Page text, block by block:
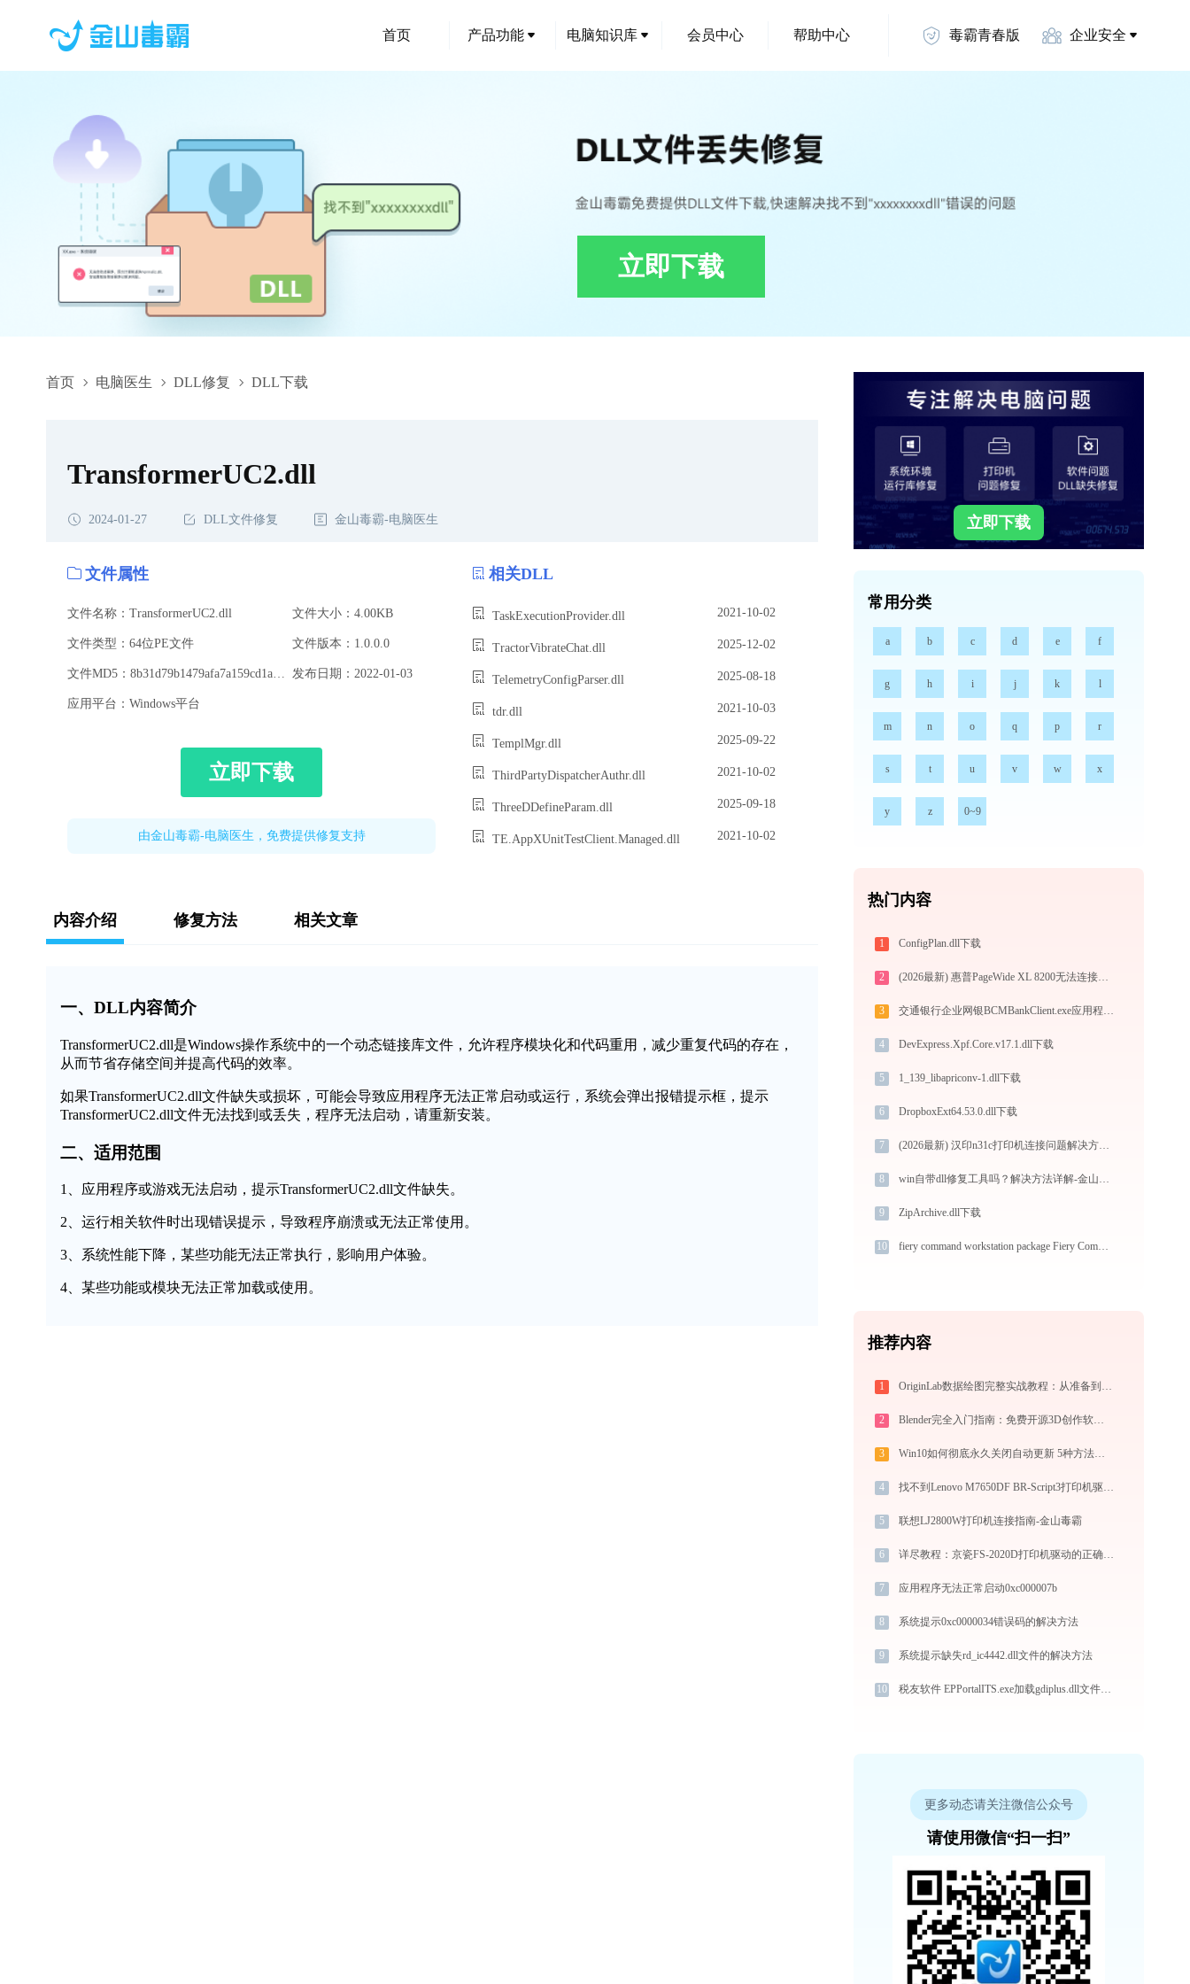
首页 产品功能 电脑知识库 会员中心 帮助中心 毒霸青春版 企业安全
立即下载
首页 电脑医生 DLL修复 DLL下载
TransformerUC2.dll,TransformerUC2.dll下载,TransformerUC2.dll修复
TransformerUC2.dll
2024-01-27 DLL文件修复 金山毒霸-电脑医生
文件属性
文件名称：TransformerUC2.dll 文件大小：4.00KB
文件类型：64位PE文件 文件版本：1.0.0.0
发布日期：2022-01-03
应用平台：Windows平台
立即下载
由金山毒霸-电脑医生，免费提供修复支持
相关DLL
TaskExecutionProvider.dll 2021-10-02
TractorVibrateChat.dll 2025-12-02
TelemetryConfigParser.dll 2025-08-18
tdr.dll 2021-10-03
TemplMgr.dll 2025-09-22
ThirdPartyDispatcherAuthr.dll 2021-10-02
ThreeDDefineParam.dll 2025-09-18
TE.AppXUnitTestClient.Managed.dll 2021-10-02
内容介绍 修复方法 相关文章
一、DLL内容简介
TransformerUC2.dll是Windows操作系统中的一个动态链接库文件，允许程序模块化和代码重用，减少重复代码的存在，
从而节省存储空间并提高代码的效率。
如果TransformerUC2.dll文件缺失或损坏，可能会导致应用程序无法正常启动或运行，系统会弹出报错提示框，提示
TransformerUC2.dll文件无法找到或丢失，程序无法启动，请重新安装。
二、适用范围
1、应用程序或游戏无法启动，提示TransformerUC2.dll文件缺失。
2、运行相关软件时出现错误提示，导致程序崩溃或无法正常使用。
3、系统性能下降，某些功能无法正常执行，影响用户体验。
4、某些功能或模块无法正常加载或使用。
立即下载
常用分类
a b c d e f
g h i j k l
m n o q p r
s t u v w x
y z 0~9
热门内容
1 ConfigPlan.dll下载
2 (2026最新) 惠普PageWide XL 8200无法连接打印机？解决方案 - 金山毒霸
3 交通银行企业网银BCMBankClient.exe应用程序错误0xc000009a解决方法
4 DevExpress.Xpf.Core.v17.1.dll下载
5 1_139_libapriconv-1.dll下载
6 DropboxExt64.53.0.dll下载
7 (2026最新) 汉印n31c打印机连接问题解决方法 - 金山毒霸
8 win自带dll修复工具吗？解决方法详解-金山毒霸
9 ZipArchive.dll下载
10 fiery command workstation package Fiery Command WorkStation.exe系统错误cwsservices.dll丢失如何解决
推荐内容
1 OriginLab数据绘图完整实战教程：从准备到导出
2 Blender完全入门指南：免费开源3D创作软件从下载到做出第一个作品（2026最新）
3 Win10如何彻底永久关闭自动更新 5种方法教你永久关闭win10自动更新
4 找不到Lenovo M7650DF BR-Script3打印机驱动？这篇全面下载安装指南帮到你
5 联想LJ2800W打印机连接指南-金山毒霸
6 详尽教程：京瓷FS-2020D打印机驱动的正确下载与安装方式
7 应用程序无法正常启动0xc000007b
8 系统提示0xc0000034错误码的解决方法
9 系统提示缺失rd_ic4442.dll文件的解决方法
10 税友软件 EPPortalITS.exe加载gdiplus.dll文件丢失处理办法
更多动态请关注微信公众号
请使用微信“扫一扫”